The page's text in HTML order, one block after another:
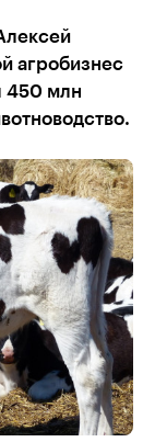
агробизнес
450 млн